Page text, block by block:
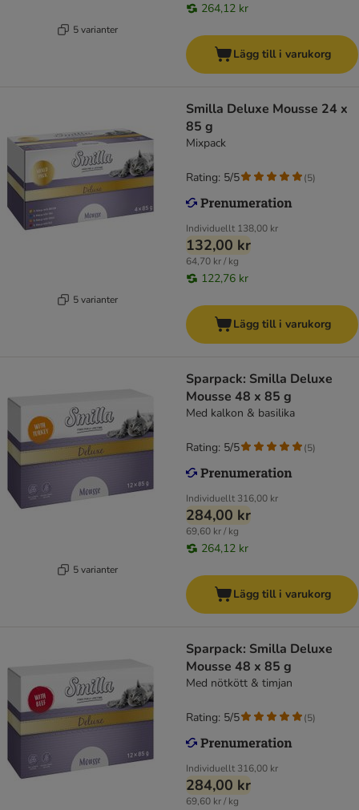
5 varianter
264,12 kr
Lägg till i varukorg
5 varianter
Smilla Deluxe Mousse 24 x
85 g
Mixpack
Individuellt 138,00 kr
132,00 kr
64,70 kr / kg
122,76 kr
Rating: 5/5 (5)
Lägg till i varukorg
5 varianter
Sparpack: Smilla Deluxe
Mousse 48 x 85 g
Med kalkon & basilika
Individuellt 316,00 kr
284,00 kr
69,60 kr / kg
264,12 kr
Rating: 5/5 (5)
Lägg till i varukorg
Sparpack: Smilla Deluxe
Mousse 48 x 85 g
Med nötkött & timjan
Individuellt 316,00 kr
284,00 kr
69,60 kr / kg
Rating: 5/5 (5)